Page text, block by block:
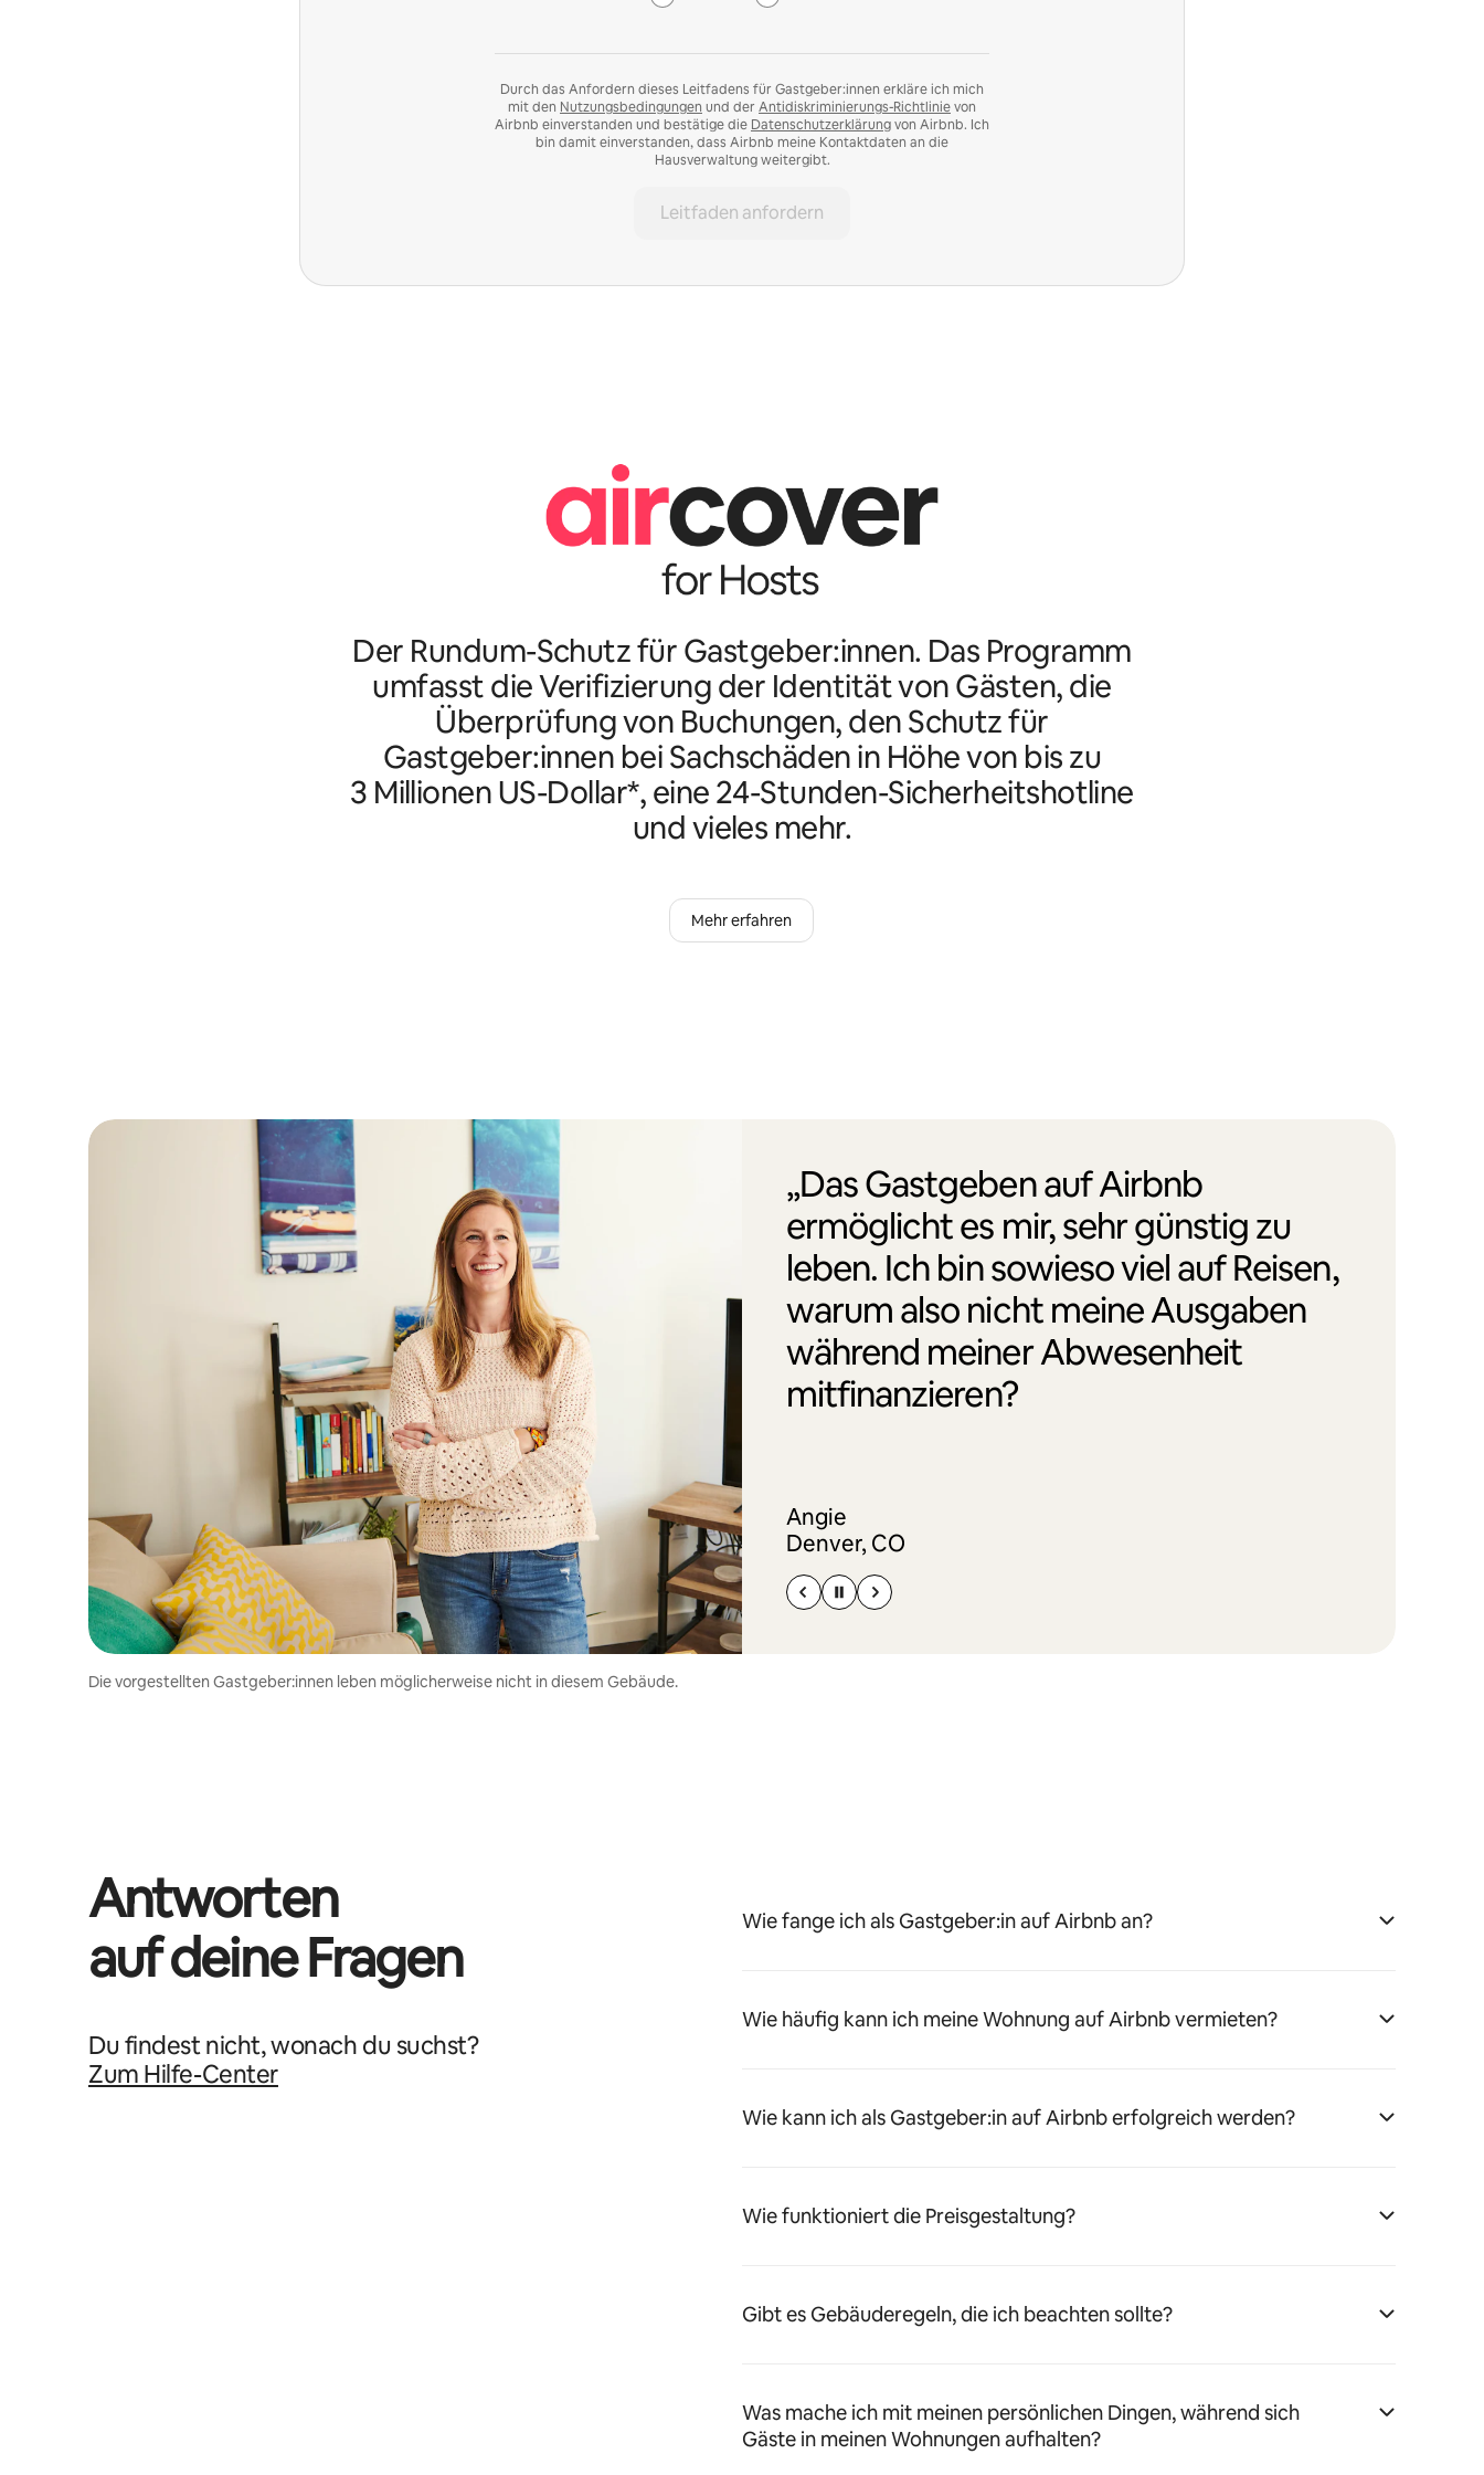
Durch das Anfordern dieses Leitfadens für Gastgeber:innen erkläre ich mich
mit den Nutzungsbedingungen und der Antidiskriminierungs-Richtlinievon
Airbnb einverstanden und bestätige die Datenschutzerklärungvon Airbnb. Ich
bin damit einverstanden, dass Airbnb meine Kontaktdaten an die
Hausverwaltung weitergibt.
Leitfaden anfordern
Der Rundum-Schutz für Gastgeber:innen. Das Programm
umfasst die Verifizierung der Identität von Gästen, die
Überprüfung von Buchungen, den Schutz für
Gastgeber:innen bei Sachschäden in Höhe von bis zu
3 Millionen US-Dollar*, eine 24-Stunden-Sicherheitshotline
und vieles mehr.
Mehr erfahren
„Das Gastgeben auf Airbnb
ermöglicht es mir, sehr günstig zu
leben. Ich bin sowieso viel auf Reisen,
warum also nicht meine Ausgaben
während meiner Abwesenheit
mitfinanzieren?
Angie
Denver, CO
Die vorgestellten Gastgeber:innen leben möglicherweise nicht in diesem Gebäude.
Antworten
auf deine Fragen
Du findest nicht, wonach du suchst?
Zum Hilfe-Center
Wie fange ich als Gastgeber:in auf Airbnb an?
Wie häufig kann ich meine Wohnung auf Airbnb vermieten?
Wie kann ich als Gastgeber:in auf Airbnb erfolgreich werden?
Wie funktioniert die Preisgestaltung?
Gibt es Gebäuderegeln, die ich beachten sollte?
Was mache ich mit meinen persönlichen Dingen, während sich
Gäste in meinen Wohnungen aufhalten?